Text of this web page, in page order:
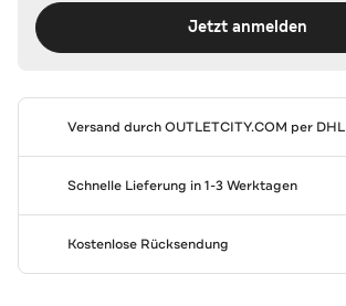
Jetzt anmelden
Versand durchOUTLETCITY.COM per DHL
Schnelle Lieferung in 1-3 Werktagen
Kostenlose Rücksendung